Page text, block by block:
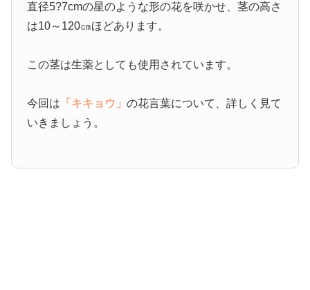
直径5?7cmの星のような形の花を咲かせ、茎の高さ
は10～120㎝ほどあります。
この茎は生薬としても使用されています。
今回は 「キキョウ」の花言葉について、詳しく見て
いきましょう。